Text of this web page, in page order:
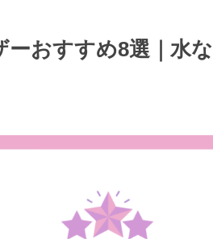
おすすめ8選｜水